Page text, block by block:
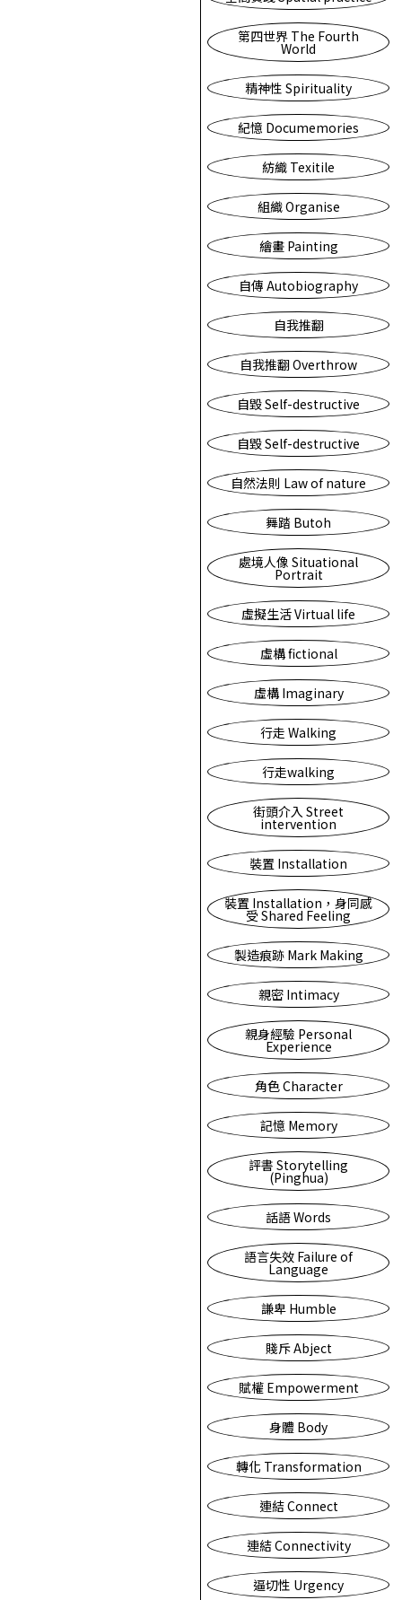
第四世界 The Fourth
World
精神性 Spirituality
紀憶 Documemories
紡織 Texitile
組織 Organise
繪畫 Painting
自傳 Autobiography
自我推翻
自我推翻 Overthrow
自毀 Self-destructive
自毀 Self-destructive
自然法則 Law of nature
舞踏 Butoh
處境人像 Situational
Portrait
虛擬生活 Virtual life
虛構 fictional
虛構 Imaginary
行走 Walking
行走walking
街頭介入 Street
intervention
裝置 Installation
裝置 Installation，身同感
受 Shared Feeling
製造痕跡 Mark Making
親密 Intimacy
親身經驗 Personal
Experience
角色 Character
記憶 Memory
評書 Storytelling
(Pinghua)
話語 Words
語言失效 Failure of
Language
謙卑 Humble
賤斥 Abject
賦權 Empowerment
身體 Body
轉化 Transformation
連結 Connect
連結 Connectivity
逼切性 Urgency